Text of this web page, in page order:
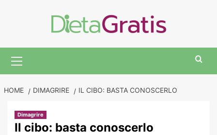
Menu
HOME DIMAGRIRE IL CIBO: BASTA CONOSCERLO
Dimagrire
Il cibo: basta conoscerlo